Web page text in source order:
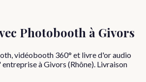
Photobooth à Givors
vidéobooth 360° et livre d'or audio
à Givors (Rhône). Livraison